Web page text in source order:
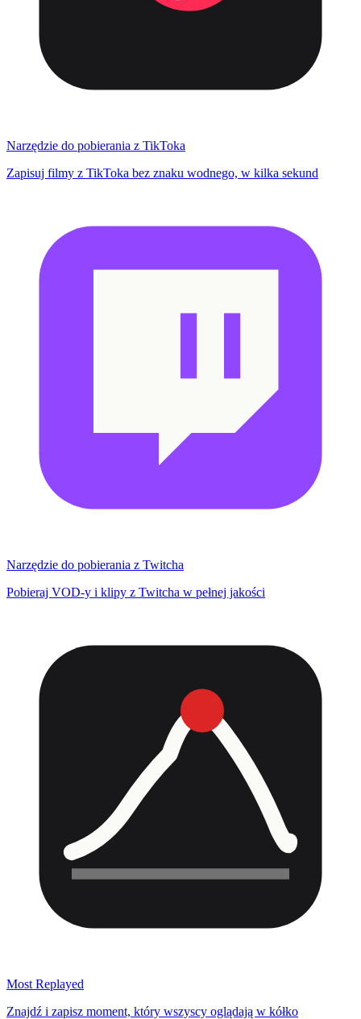
Narzędzie do pobierania z TikToka
Zapisuj filmy z TikToka bez znaku wodnego, w kilka sekund
Narzędzie do pobierania z Twitcha
Pobieraj VOD-y i klipy z Twitcha w pełnej jakości
Most Replayed
Znajdź i zapisz moment, który wszyscy oglądają w kółko